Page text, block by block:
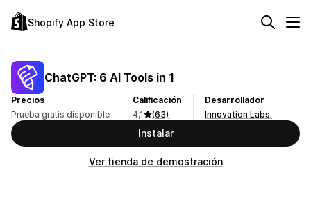
Shopify App Store
ChatGPT: 6 AI Tools in 1
Precios
Prueba gratis disponible
Calificación
4,1
(63)
Desarrollador
Innovation Labs.
Instalar
Ver tienda de demostración